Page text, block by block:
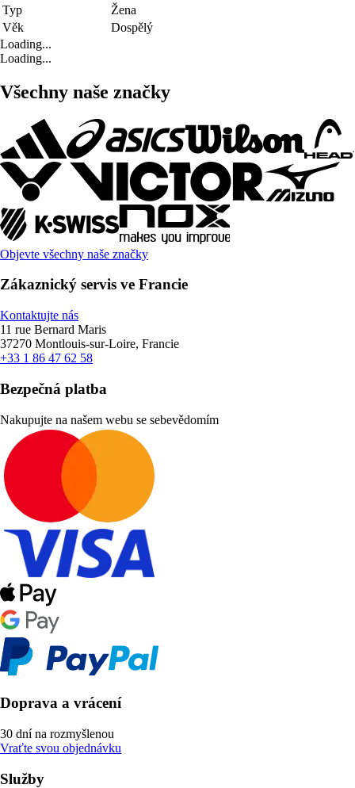
Typ
Žena
Věk
Dospělý
Loading...
Loading...
Všechny naše značky
Objevte všechny naše značky
Zákaznický servis ve Francie
Kontaktujte nás
11 rue Bernard Maris
37270 Montlouis-sur-Loire, Francie
+33 1 86 47 62 58
Bezpečná platba
Nakupujte na našem webu se sebevědomím
Doprava a vrácení
30 dní na rozmyšlenou
Vraťte svou objednávku
Služby